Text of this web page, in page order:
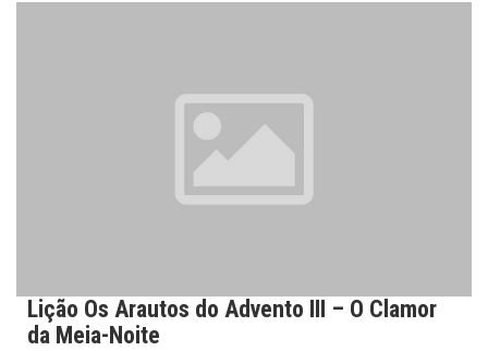
Lição Os Arautos do Advento III – O Clamor
da Meia-Noite